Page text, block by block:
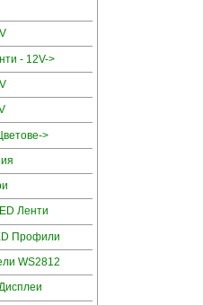
- 12V->
>
Ленти
Профили
WS2812